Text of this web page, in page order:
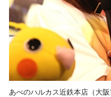
あべのハルカス近鉄本店（大